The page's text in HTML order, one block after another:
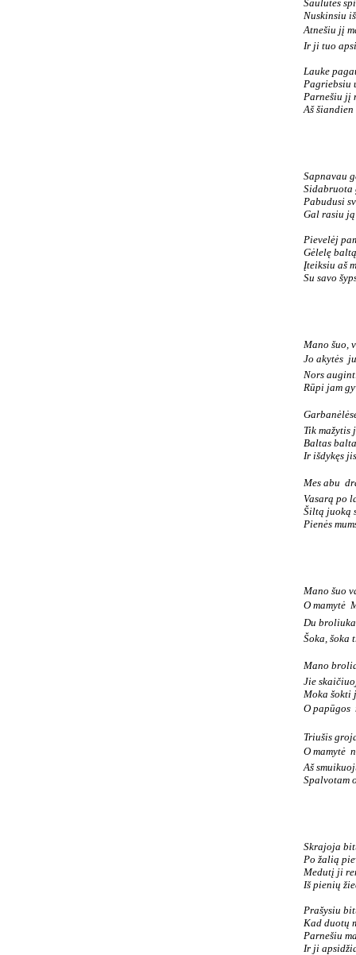
Saulutės
Nuskinsiu
Atnešiu jį
Ir ji tuo
Lauke
Pagriebsiu
Parnešiu jį
Aš
Sapnavau
Sidabruota
Pabudusi
Gal rasiu
Pievelėj
Gėlelę
Įteiksiu aš
Su savo
Mano šuo,
Jo akytės 
Nors
Rūpi jam
Garbanėlėse
Tik mažytis
Baltas
Ir išdykęs
Mes abu 
Vasarą po
Šiltą juoką
Pienės
Mano šuo
O mamytė 
Du
Šoka, šoka
Mano
Jie
Moka šokti
O papūgos
Triušis
O mamytė 
Aš
Spalvotam
Skrajoja
Po žalią
Medutį ji
Iš pienių
Prašysiu
Kad duotų
Parnešiu
Ir ji